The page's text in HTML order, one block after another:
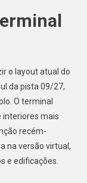
o layout atual do
da pista 09/27,
O terminal
interiores mais
recém-
na versão virtual,
e edificações.